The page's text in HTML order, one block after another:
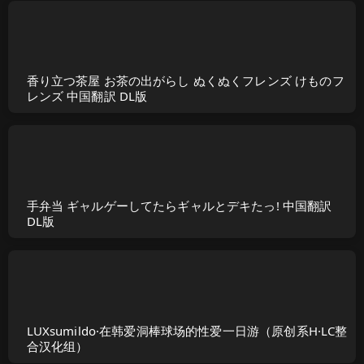
香り立つ茶屋 お茶の出がらし ぬくぬくフレンズ けものフ
レンズ 中国翻訳 DL版
手弁当 ギャルゲーしてたらギャルとデキたっ! 中国翻訳
DL版
LUXsumildo·在韩爱洞棒球场的性爱一日游（原创系H·LC整
合汉化组）